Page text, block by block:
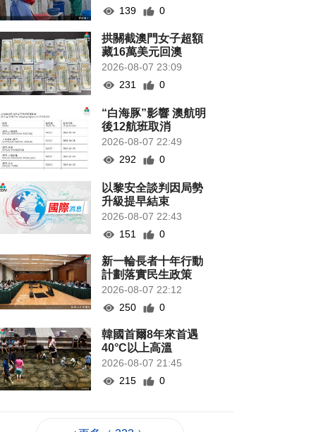
139
0
拱關截澳門女子超額
藏16萬美元回澳
2026-08-07 23:09
231
0
“白海豚”影響 澳航明
後12航班取消
2026-08-07 22:49
292
0
以黎安全談判因局勢
升級提早結束
2026-08-07 22:43
151
0
新一輪長者十年行動
計劃落實民生政策
2026-08-07 22:12
250
0
韓國首爾8年來首遇
40°C以上高溫
2026-08-07 21:45
215
0